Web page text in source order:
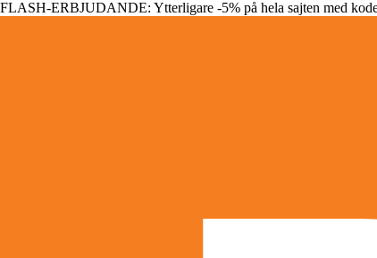
FLASH-ERBJUDANDE: Ytterligare -5% på hela sajten med